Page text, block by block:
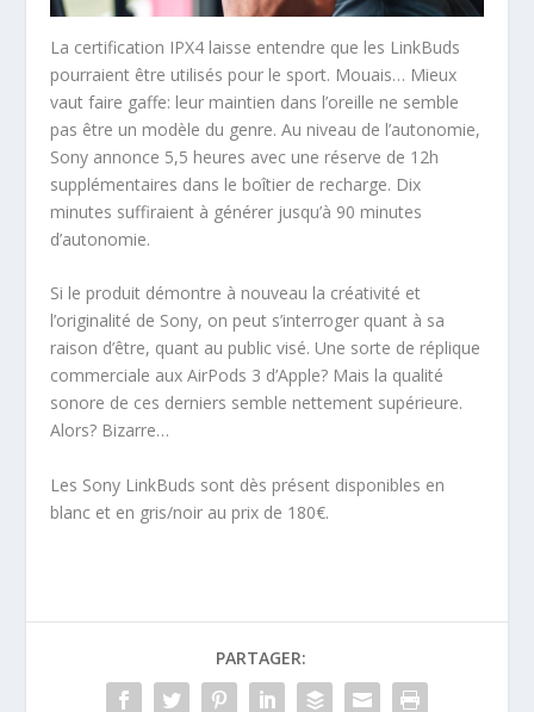
La certification IPX4 laisse entendre que les LinkBuds
pourraient être utilisés pour le sport. Mouais… Mieux
vaut faire gaffe: leur maintien dans l’oreille ne semble
pas être un modèle du genre. Au niveau de l’autonomie,
Sony annonce 5,5 heures avec une réserve de 12h
supplémentaires dans le boîtier de recharge. Dix
minutes suffiraient à générer jusqu’à 90 minutes
d’autonomie.
Si le produit démontre à nouveau la créativité et
l’originalité de Sony, on peut s’interroger quant à sa
raison d’être, quant au public visé. Une sorte de réplique
commerciale aux AirPods 3 d’Apple? Mais la qualité
sonore de ces derniers semble nettement supérieure.
Alors? Bizarre…
Les Sony LinkBuds sont dès présent disponibles en
blanc et en gris/noir au prix de 180€.
PARTAGER: